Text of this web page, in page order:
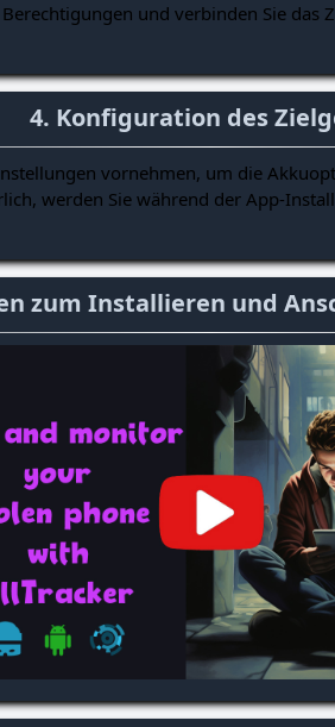
und verbinden Sie
4. Konfiguration des
vornehmen, um die
werden Sie während der App-
zum Installieren und